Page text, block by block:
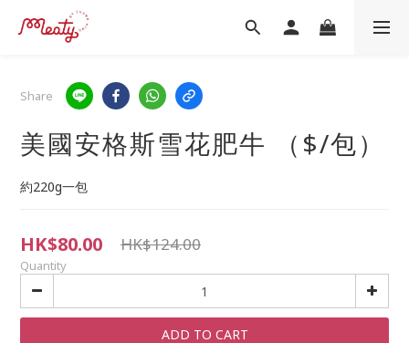
Share
美國安格斯雪花肥牛 （$/包）
約220g一包
HK$80.00 HK$124.00
Quantity
ADD TO CART